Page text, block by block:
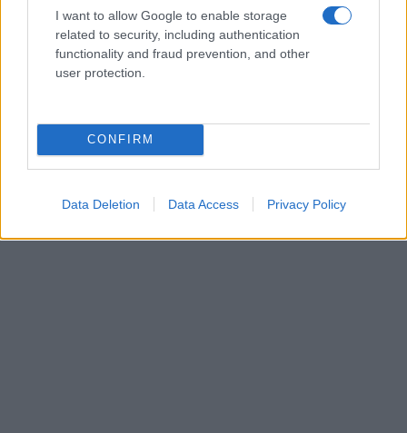
I want to allow Google to enable storage
related to security, including authentication
functionality and fraud prevention, and other
user protection.
CONFIRM
Data Deletion Data Access Privacy Policy